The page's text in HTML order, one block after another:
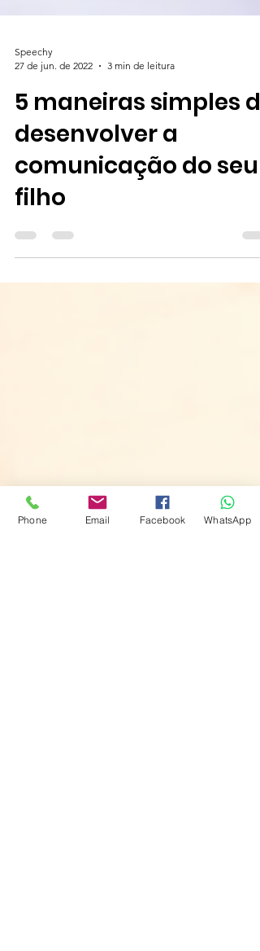
Speechy
27 de jun. de 2022
3 min de leitura
5 maneiras simples de
desenvolver a
comunicação do seu
Phone Email Facebook WhatsApp